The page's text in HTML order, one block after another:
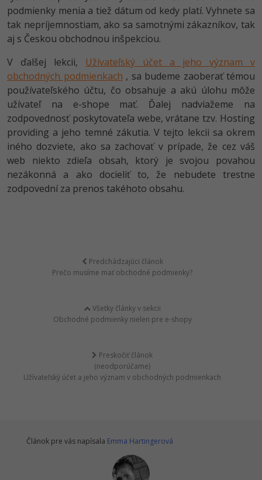
podmienky menia a tiež dátum od kedy platí. Vyhnete sa
tak nepríjemnostiam, ako sa samotnými zákazníkov, tak
aj s Českou obchodnou inšpekciou.
V ďalšej lekcii, Užívateľský účet a jeho význam v
obchodných podmienkach , sa budeme zaoberať témou
používateľského účtu, čo obsahuje a akú úlohu môže
užívateľ na e-shope mať. Ďalej nadviažeme na
zodpovednosť poskytovateľa webe, vrátane tzv. Hosting
providing a jeho temné zákutia. V tejto lekcii sa okrem
iného dozviete, ako sa zachovať v prípade, že cez váš
web niekto zdieľa obsah, ktorý je svojou povahou
nezákonná a ako docieliť to, že nebudete trestne
zodpovední za prenos takéhoto obsahu.
Predchádzajúci článok
Prečo musíme mať obchodné podmienky?
Všetky články v sekcii
Obchodné podmienky nielen pre e-shopy
Preskočiť článok
(neodporúčame)
Užívateľský účet a jeho význam v obchodných podmienkach
Článok pre vás napísala Emma Hartingerová